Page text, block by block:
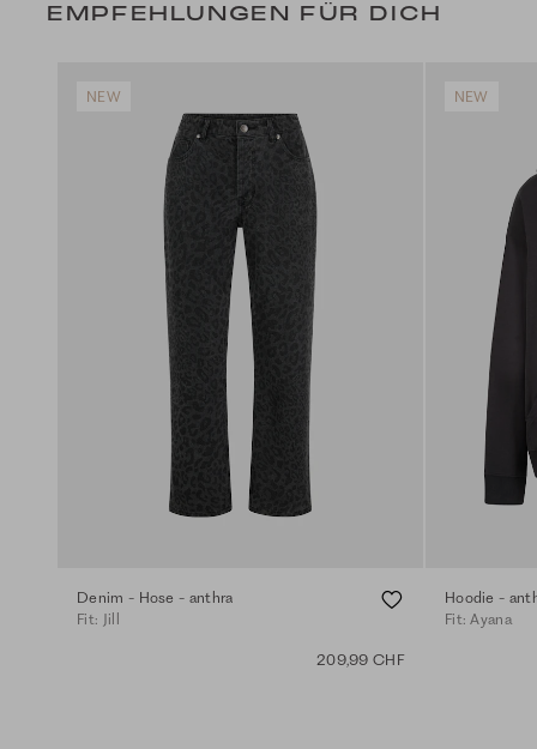
EMPFEHLUNGEN FÜR DICH
NEW
Denim - Hose - anthra
Fit: Jill
209,99 CHF
NEW
Hoodie -
Fit: Ayana